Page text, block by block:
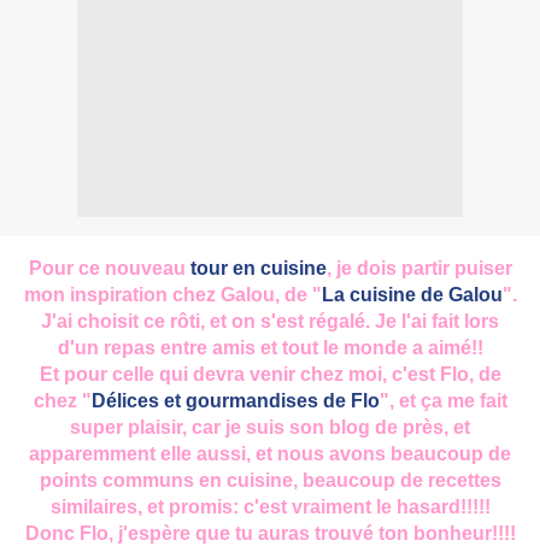
Pour ce nouveau tour en cuisine, je dois partir puiser
mon inspiration chez Galou, de " La cuisine de Galou".
J'ai choisit ce rôti, et on s'est régalé. Je l'ai fait lors
d'un repas entre amis et tout le monde a aimé!!
Et pour celle qui devra venir chez moi, c'est Flo, de
chez " Délices et gourmandises de Flo", et ça me fait
super plaisir, car je suis son blog de près, et
apparemment elle aussi, et nous avons beaucoup de
points communs en cuisine, beaucoup de recettes
similaires, et promis: c'est vraiment le hasard!!!!!
Donc Flo, j'espère que tu auras trouvé ton bonheur!!!!